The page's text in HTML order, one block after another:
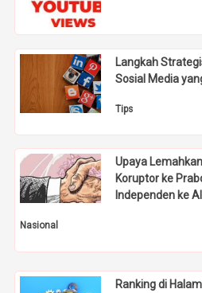
Langkah
Sosial Media
Tips
Upaya
Koruptor ke
Independen ke
Nasional
Ranking di